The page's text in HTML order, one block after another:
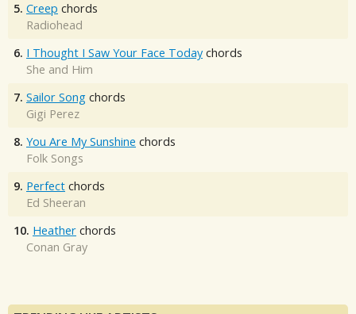
5. Creep chords
Radiohead
6. I Thought I Saw Your Face Today chords
She and Him
7. Sailor Song chords
Gigi Perez
8. You Are My Sunshine chords
Folk Songs
9. Perfect chords
Ed Sheeran
10. Heather chords
Conan Gray